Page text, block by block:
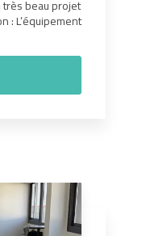
beau projet
: L’équipement